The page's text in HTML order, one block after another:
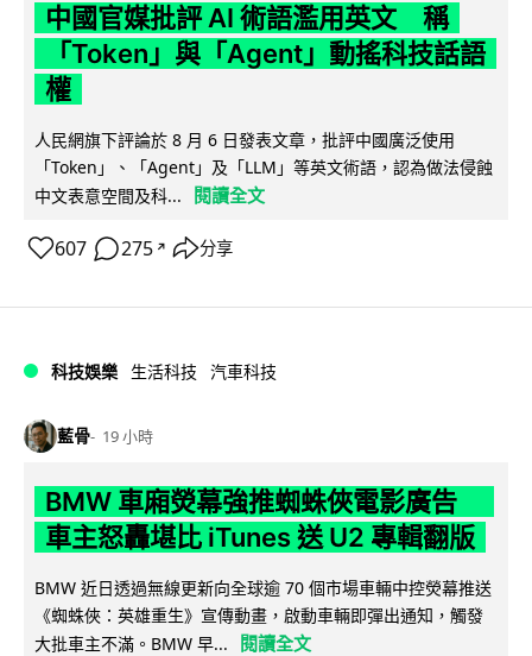
中國官媒批評 AI 術語濫用英文 稱
「Token」與「Agent」動搖科技話語
權
人民網旗下評論於 8 月 6 日發表文章，批評中國廣泛使用
「Token」、「Agent」及「LLM」等英文術語，認為做法侵蝕
中文表意空間及科...
閱讀全文
607 275 ↗ 分享
科技娛樂 生活科技 汽車科技
藍骨 19 小時
BMW 車廂熒幕強推蜘蛛俠電影廣告
車主怒轟堪比 iTunes 送 U2 專輯翻版
BMW 近日透過無線更新向全球逾 70 個市場車輛中控熒幕推送
《蜘蛛俠：英雄重生》宣傳動畫，啟動車輛即彈出通知，觸發
大批車主不滿。BMW 早...
閱讀全文